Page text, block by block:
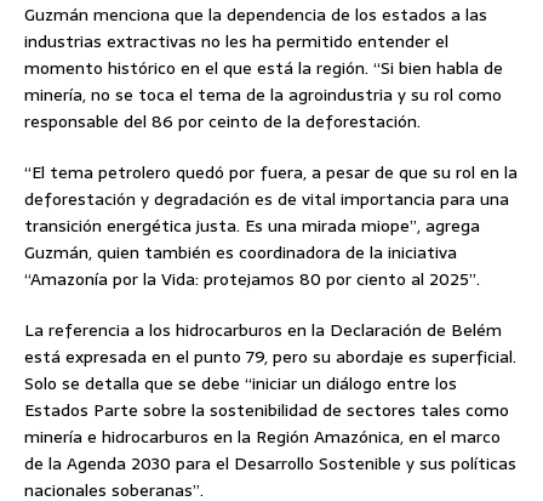
Guzmán menciona que la dependencia de los estados a las
industrias extractivas no les ha permitido entender el
momento histórico en el que está la región. “Si bien habla de
minería, no se toca el tema de la agroindustria y su rol como
responsable del 86 por ceinto de la deforestación.
“El tema petrolero quedó por fuera, a pesar de que su rol en la
deforestación y degradación es de vital importancia para una
transición energética justa. Es una mirada miope”, agrega
Guzmán, quien también es coordinadora de la iniciativa
“Amazonía por la Vida: protejamos 80 por ciento al 2025”.
La referencia a los hidrocarburos en la Declaración de Belém
está expresada en el punto 79, pero su abordaje es superficial.
Solo se detalla que se debe “iniciar un diálogo entre los
Estados Parte sobre la sostenibilidad de sectores tales como
minería e hidrocarburos en la Región Amazónica, en el marco
de la Agenda 2030 para el Desarrollo Sostenible y sus políticas
nacionales soberanas”.